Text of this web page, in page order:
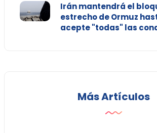
Irán mantendrá el
estrecho de Ormuz
acepte "todas" las
Más Artículos